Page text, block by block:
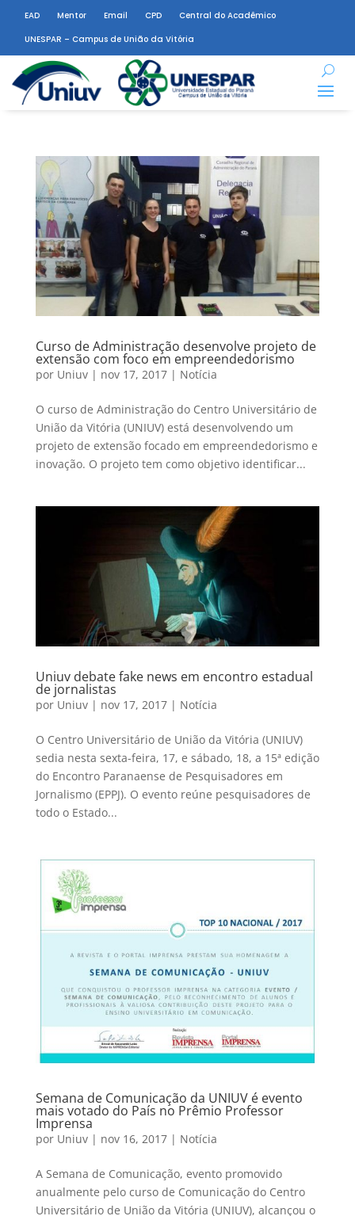
EAD Mentor Email CPD
Central do Acadêmico
UNESPAR – Campus de União da Vitória
Curso de Administração desenvolve projeto de
extensão com foco em empreendedorismo
por Uniuv| nov 17, 2017| Notícia
O curso de Administração do Centro Universitário de
União da Vitória (UNIUV) está desenvolvendo um
projeto de extensão focado em empreendedorismo e
inovação. O projeto tem como objetivo identificar...
Uniuv debate fake news em encontro estadual
de jornalistas
por Uniuv| nov 17, 2017| Notícia
O Centro Universitário de União da Vitória (UNIUV)
sedia nesta sexta-feira, 17, e sábado, 18, a 15ª edição
do Encontro Paranaense de Pesquisadores em
Jornalismo (EPPJ). O evento reúne pesquisadores de
todo o Estado...
Semana de Comunicação da UNIUV é evento
mais votado do País no Prêmio Professor
Imprensa
por Uniuv| nov 16, 2017| Notícia
A Semana de Comunicação, evento promovido
anualmente pelo curso de Comunicação do Centro
Universitário de União da Vitória (UNIUV), alcançou o